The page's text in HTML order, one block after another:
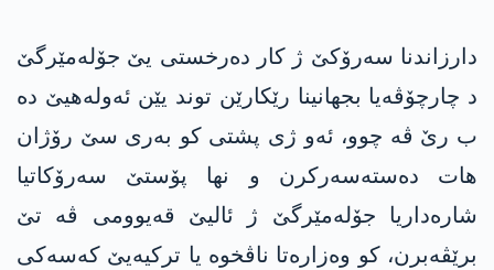
دارزاندنا سەرۆکێ ژ کار دەرخستی یێ جۆلەمێرگێ
د چارچۆڤەیا بجھانینا رێکارێن توند یێن ئەولەھیێ دە
ب رێ ڤە چوو، ئەو ژی پشتی کو بەری سێ رۆژان
ھات دەستەسەرکرن و نھا پۆستێ سەرۆکاتیا
شارەداریا جۆلەمێرگێ ژ ئالیێ قەیوومی ڤە تێ
برێڤەبرن، کو وەزارەتا ناڤخوە یا ترکیەیێ کەسەکی